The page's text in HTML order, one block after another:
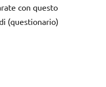
con questo
(questionario)